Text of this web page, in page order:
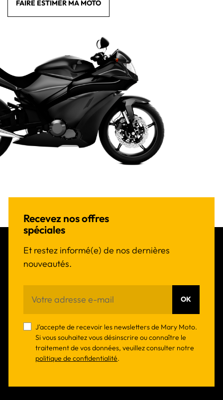
FAIRE ESTIMER MA MOTO
Recevez nos offres
spéciales
Et restez informé(e) de nos dernières
nouveautés.
OK
J'accepte de recevoir les newsletters de Mary Moto.
Si vous souhaitez vous désinscrire ou connaître le
traitement de vos données, veuillez consulter notre
politique de confidentialité.